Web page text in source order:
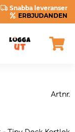
Snabba leveranser
ERBJUDANDEN
Artnr.